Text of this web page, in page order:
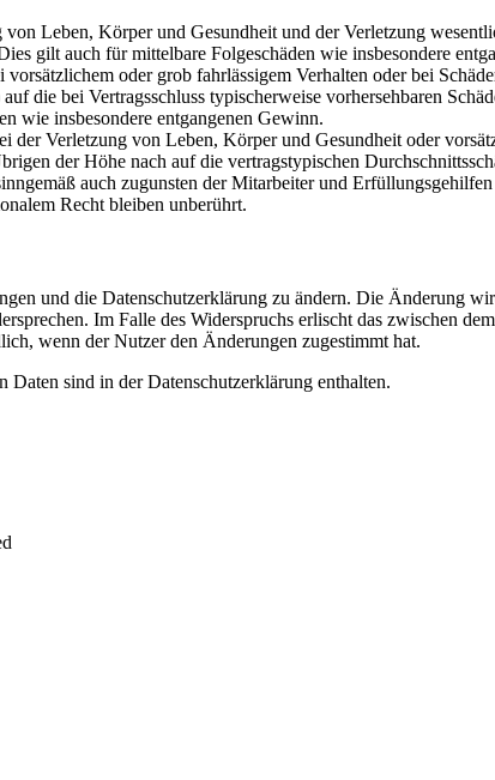
Leben, Körper und Gesundheit und der Verletzung
gilt auch für mittelbare Folgeschäden wie insbesondere
oder grob fahrlässigem Verhalten oder bei
die bei Vertragsschluss typischerweise vorhersehbaren
wie insbesondere entgangenen Gewinn.
der Verletzung von Leben, Körper und Gesundheit oder
der Höhe nach auf die vertragstypischen
auch zugunsten der Mitarbeiter und Erfüllungsgehilfen
Recht bleiben unberührt.
und die Datenschutzerklärung zu ändern. Die Änderung
Im Falle des Widerspruchs erlischt das zwischen
wenn der Nutzer den Änderungen zugestimmt hat.
sind in der Datenschutzerklärung enthalten.